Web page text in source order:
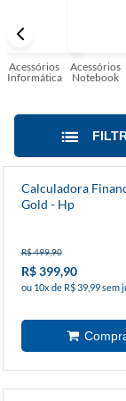
surpreender com
tecnológica
Acessórios
Informática
Acessórios
Notebook
Calculadora
Gold - Hp
R$ 499,90
R$ 399,90
ou 10x de R$ 39,99 sem